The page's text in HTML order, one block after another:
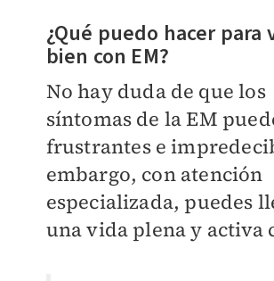
¿Qué puedo hacer para
bien con EM?
No hay duda de que los
síntomas de la EM
frustrantes e
embargo, con atención
especializada, puedes
una vida plena y activa